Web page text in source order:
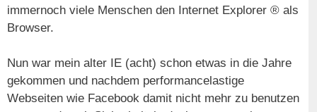
immernoch viele Menschen den Internet Explorer ® als
Browser.
Nun war mein alter IE (acht) schon etwas in die Jahre
gekommen und nachdem performancelastige
Webseiten wie Facebook damit nicht mehr zu benutzen